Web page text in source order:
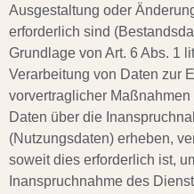
Ausgestaltung oder
erforderlich sind
Grundlage von Art. 6 Abs. 1
Verarbeitung von Daten zur
vorvertraglicher
Daten über die
(Nutzungsdaten) erheben,
soweit dies erforderlich ist,
Inanspruchnahme des